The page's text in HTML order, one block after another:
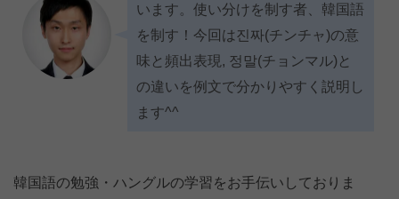
います。使い分けを制す者、韓国語
を制す！今回は진짜(チンチャ)の意
味と頻出表現, 정말(チョンマル)と
の違いを例文で分かりやすく説明し
ます^^
韓国語の勉強・ハングルの学習をお手伝いしておりま